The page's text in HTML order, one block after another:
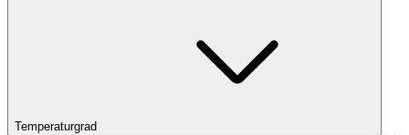
Temperaturgrad